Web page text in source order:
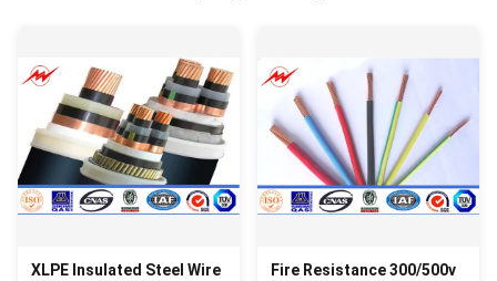
XLPE Insulated Steel Wire
Fire Resistance 300/500v